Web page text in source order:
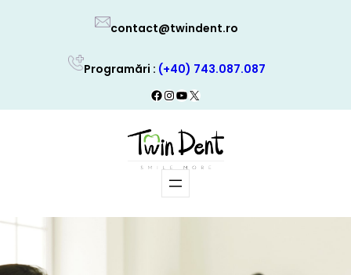
contact@twindent.ro
Programări : (+40) 743.087.087
Facebook
Instagram
YouTube
X